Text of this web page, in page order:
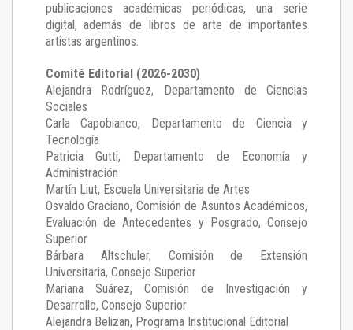
publicaciones académicas periódicas, una serie
digital, además de libros de arte de importantes
artistas argentinos.
Comité Editorial (2026-2030)
Alejandra Rodríguez, Departamento de Ciencias
Sociales
Carla Capobianco, Departamento de Ciencia y
Tecnología
Patricia Gutti, Departamento de Economía y
Administración
Martín Liut, Escuela Universitaria de Artes
Osvaldo Graciano, Comisión de Asuntos Académicos,
Evaluación de Antecedentes y Posgrado, Consejo
Superior
Bárbara Altschuler, Comisión de Extensión
Universitaria, Consejo Superior
Mariana Suárez, Comisión de Investigación y
Desarrollo, Consejo Superior
Alejandra Belizan, Programa Institucional Editorial